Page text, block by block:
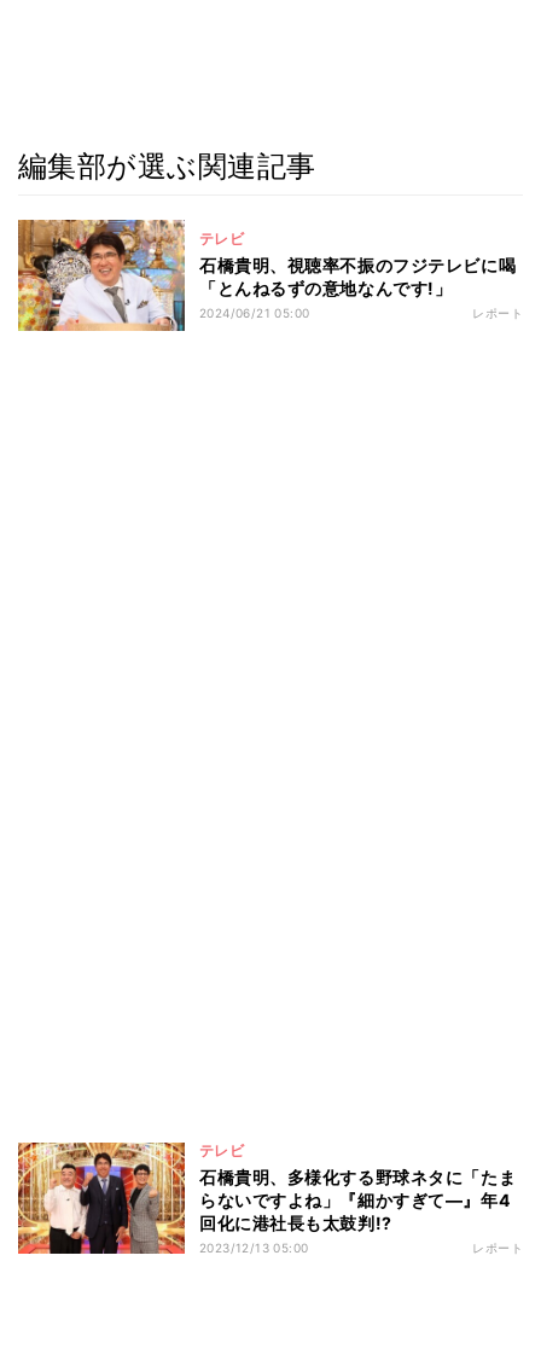
編集部が選ぶ関連記事
テレビ
石橋貴明、視聴率不振のフジテレビに喝
「とんねるずの意地なんです!」
2024/06/21 05:00 レポート
テレビ
石橋貴明、多様化する野球ネタに「たま
らないですよね」『細かすぎて―』年4
回化に港社長も太鼓判!?
2023/12/13 05:00 レポート